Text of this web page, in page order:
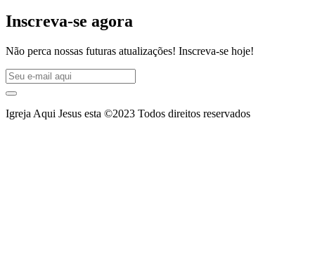
Inscreva-se agora
Não perca nossas futuras atualizações! Inscreva-se hoje!
Igreja Aqui Jesus esta ©2023 Todos direitos reservados